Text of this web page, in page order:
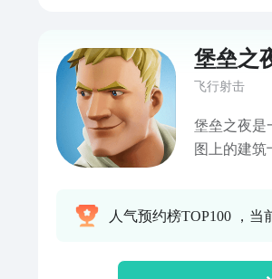
堡垒之
飞行射击
堡垒之夜是
图上的建
人气预约榜TOP100 ，当